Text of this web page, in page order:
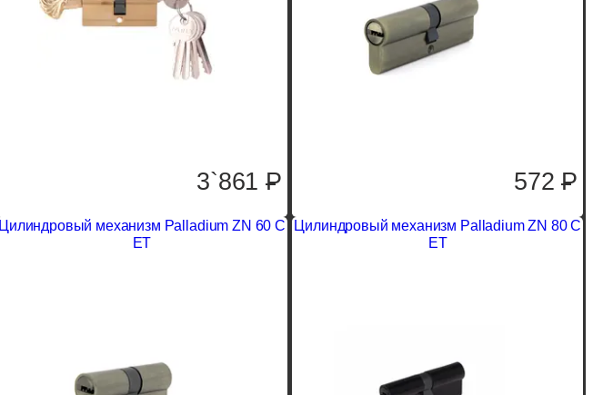
3`861P 572P
Цилиндровый механизм Palladium ZN 60 C
ET
Цилиндровый механизм Palladium ZN 80 C
ET